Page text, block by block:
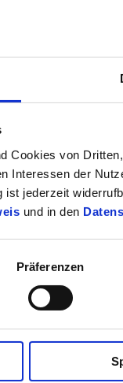
Cookies von
Interessen der
ist jederzeit
und in den
Präferenzen
Ihr passendes